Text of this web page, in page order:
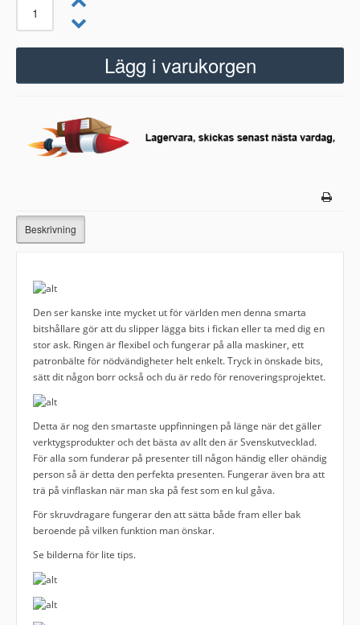
Beskrivning
Den ser kanske inte mycket ut för världen men denna smarta
bitshållare gör att du slipper lägga bits i fickan eller ta med dig en
stor ask. Ringen är flexibel och fungerar på alla maskiner, ett
patronbälte för nödvändigheter helt enkelt. Tryck in önskade bits,
sätt dit någon borr också och du är redo för renoveringsprojektet.
Detta är nog den smartaste uppfinningen på länge när det gäller
verktygsprodukter och det bästa av allt den är Svenskutvecklad.
För alla som funderar på presenter till någon händig eller ohändig
person så är detta den perfekta presenten. Fungerar även bra att
trä på vinflaskan när man ska på fest som en kul gåva.
För skruvdragare fungerar den att sätta både fram eller bak
beroende på vilken funktion man önskar.
Se bilderna för lite tips.